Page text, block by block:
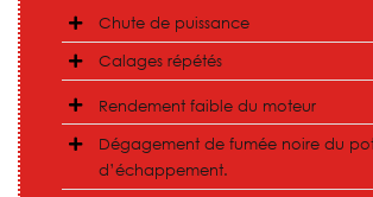
Chute de puissance
Calages répétés
Rendement faible du moteur
Dégagement de fumée noire du
d’échappement.